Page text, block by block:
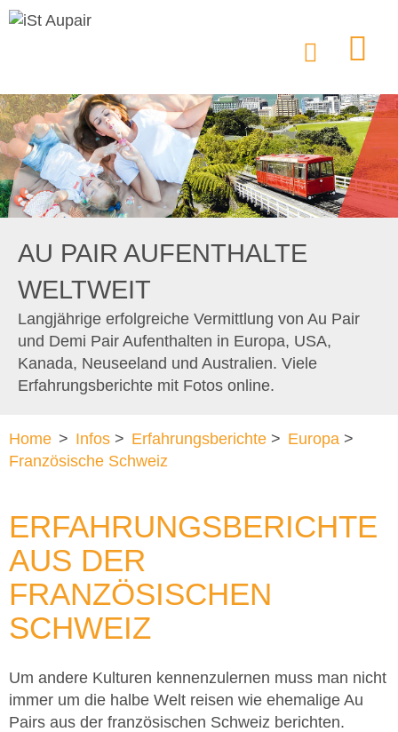
AU PAIR AUFENTHALTE
WELTWEIT
Langjährige erfolgreiche Vermittlung von Au Pair
und Demi Pair Aufenthalten in Europa, USA,
Kanada, Neuseeland und Australien. Viele
Erfahrungsberichte mit Fotos online.
Home > Infos > Erfahrungsberichte > Europa >
Französische Schweiz
ERFAHRUNGSBERICHTE
AUS DER
FRANZÖSISCHEN
SCHWEIZ
Um andere Kulturen kennenzulernen muss man nicht
immer um die halbe Welt reisen wie ehemalige Au
Pairs aus der französischen Schweiz berichten.